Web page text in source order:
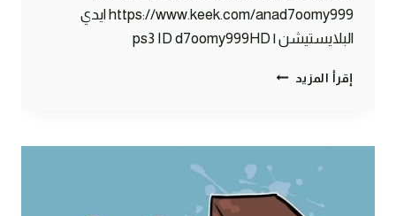
https://www.keek.com/anad7oomy999 ايدي
البلايستيشن | ps3 ID d7oomy999HD
إقرأ المزيد ماين
في
حارتنا
!!
#67